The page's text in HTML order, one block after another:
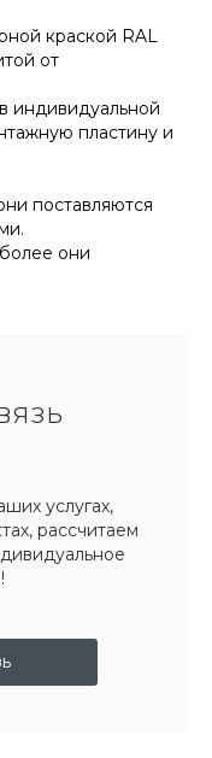
краской RAL
от
индивидуальной
пластину и
поставляются
они
услугах,
рассчитаем